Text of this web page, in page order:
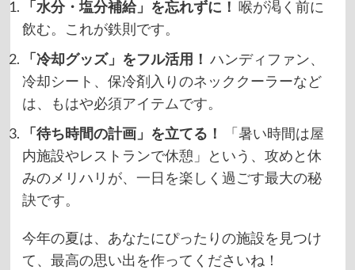
「水分・塩分補給」を忘れずに！ 喉が渇く前に
飲む。これが鉄則です。
「冷却グッズ」をフル活用！ ハンディファン、
冷却シート、保冷剤入りのネッククーラーなど
は、もはや必須アイテムです。
「待ち時間の計画」を立てる！
「暑い時間は屋
内施設やレストランで休憩」という、攻めと休
みのメリハリが、一日を楽しく過ごす最大の秘
訣です。
今年の夏は、あなたにぴったりの施設を見つけ
て、最高の思い出を作ってくださいね！